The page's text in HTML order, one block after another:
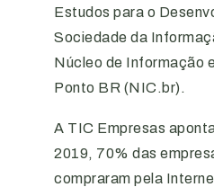
Estudos para o
Sociedade da
Núcleo de Informação
Ponto BR (NIC.br).
A TIC Empresas
2019, 70% das
compraram pela